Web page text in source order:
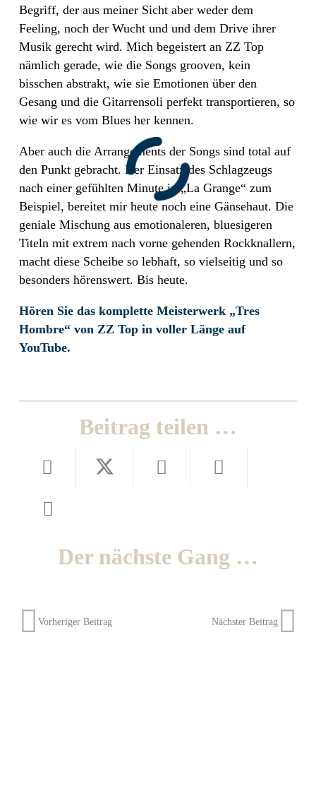
Begriff, der aus meiner Sicht aber weder dem
Feeling, noch der Wucht und und dem Drive ihrer
Musik gerecht wird. Mich begeistert an ZZ Top
nämlich gerade, wie die Songs grooven, kein
bisschen abstrakt, wie sie Emotionen über den
Gesang und die Gitarrensoli perfekt transportieren, so
wie wir es vom Blues her kennen.
Aber auch die Arrangements der Songs sind total auf
den Punkt gebracht. Der Einsatz des Schlagzeugs
nach einer gefühlten Minute in „La Grange“ zum
Beispiel, bereitet mir heute noch eine Gänsehaut. Die
geniale Mischung aus emotionaleren, bluesigeren
Titeln mit extrem nach vorne gehenden Rockknallern,
macht diese Scheibe so lebhaft, so vielseitig und so
besonders hörenswert. Bis heute.
Hören Sie das komplette Meisterwerk „Tres
Hombre“ von ZZ Top in voller Länge auf
YouTube.
Beitrag teilen …
Der nächste Gang …
Vorheriger Beitrag Nächster Beitrag